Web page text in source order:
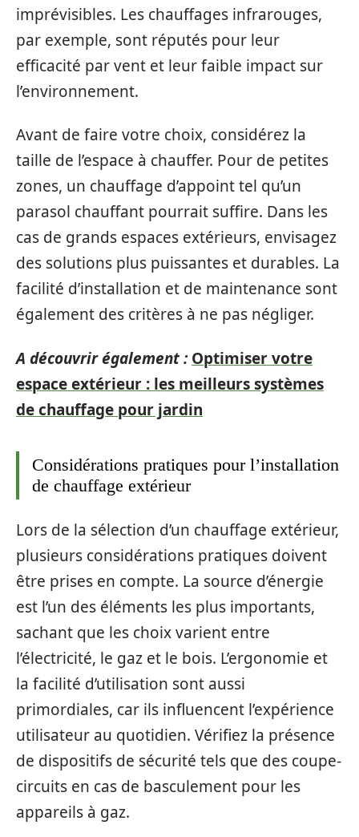
imprévisibles. Les chauffages infrarouges,
par exemple, sont réputés pour leur
efficacité par vent et leur faible impact sur
l’environnement.
Avant de faire votre choix, considérez la
taille de l’espace à chauffer. Pour de petites
zones, un chauffage d’appoint tel qu’un
parasol chauffant pourrait suffire. Dans les
cas de grands espaces extérieurs, envisagez
des solutions plus puissantes et durables. La
facilité d’installation et de maintenance sont
également des critères à ne pas négliger.
A découvrir également : Optimiser votre
espace extérieur : les meilleurs systèmes
de chauffage pour jardin
Considérations pratiques pour l’installation
de chauffage extérieur
Lors de la sélection d’un chauffage extérieur,
plusieurs considérations pratiques doivent
être prises en compte. La source d’énergie
est l’un des éléments les plus importants,
sachant que les choix varient entre
l’électricité, le gaz et le bois. L’ergonomie et
la facilité d’utilisation sont aussi
primordiales, car ils influencent l’expérience
utilisateur au quotidien. Vérifiez la présence
de dispositifs de sécurité tels que des coupe-
circuits en cas de basculement pour les
appareils à gaz.